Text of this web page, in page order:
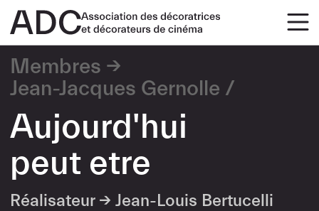
Membres
Jean-Jacques Gernolle
Aujourd'hui
peut etre
Réalisateur → Jean-Louis Bertucelli